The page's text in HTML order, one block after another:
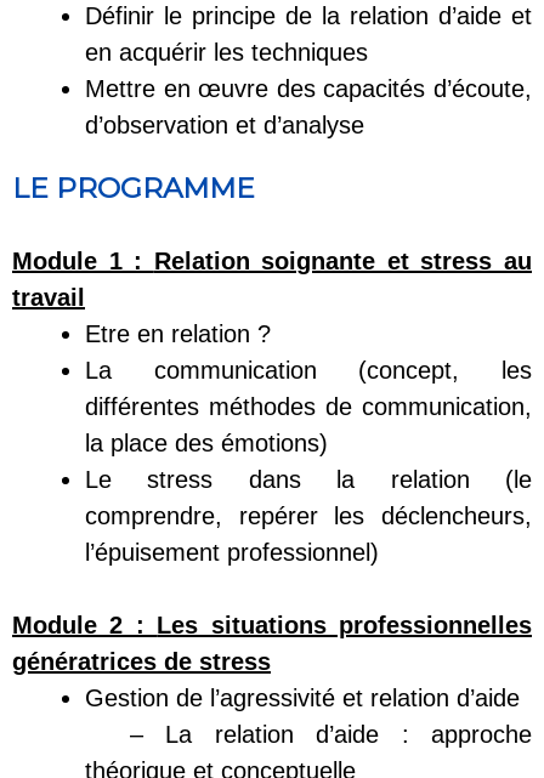
Définir le principe de la relation d’aide et
en acquérir les techniques
Mettre en œuvre des capacités d’écoute,
d’observation et d’analyse
LE PROGRAMME
Module 1 : Relation soignante et stress au
travail
Etre en relation ?
La communication (concept, les
différentes méthodes de communication,
la place des émotions)
Le stress dans la relation (le
comprendre, repérer les déclencheurs,
l’épuisement professionnel)
Module 2 : Les situations professionnelles
génératrices de stress
Gestion de l’agressivité et relation d’aide
– La relation d’aide : approche
théorique et conceptuelle